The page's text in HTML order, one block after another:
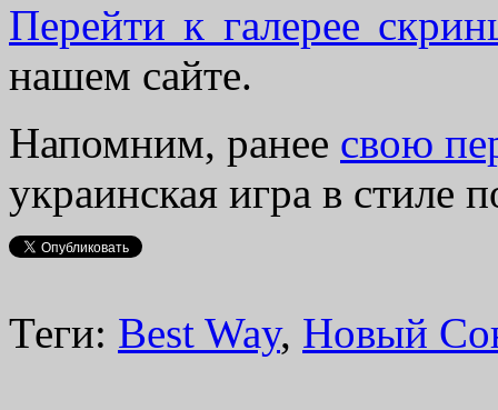
Перейти к галерее
нашем сайте.
Напомним, ранее свою
украинская игра в стиле
Теги: Best Way, Новый